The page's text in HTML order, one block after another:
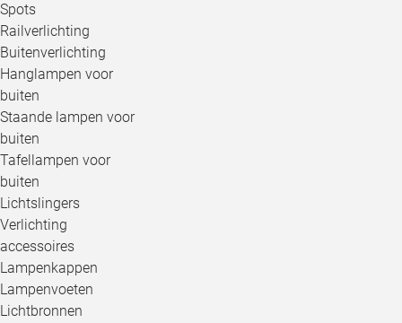
Spots
Railverlichting
Buitenverlichting
Hanglampen voor
buiten
Staande lampen voor
buiten
Tafellampen voor
buiten
Lichtslingers
Verlichting
accessoires
Lampenkappen
Lampenvoeten
Lichtbronnen